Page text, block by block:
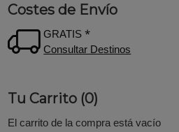
Costes de Envío
GRATIS *
Consultar Destinos
Tu Carrito (0)
El carrito de la compra está vacío